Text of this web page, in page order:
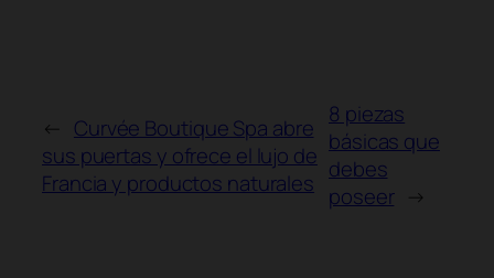
←
Curvée Boutique Spa abre
sus puertas y ofrece el lujo de
Francia y productos naturales
8 piezas
básicas que
debes
poseer
→